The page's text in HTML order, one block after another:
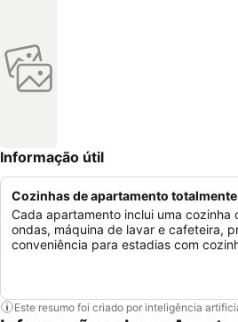
Informação útil
Cozinhas de apartamento
Cada apartamento inclui uma cozinha
ondas, máquina de lavar e cafeteira,
conveniência para estadias com
Este resumo foi criado por inteligência